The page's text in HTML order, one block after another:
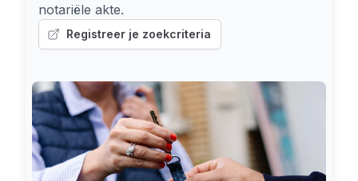
notariële akte.
Registreer je zoekcriteria